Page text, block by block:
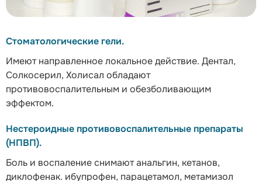
Стоматологические гели.
Имеют направленное локальное действие. Дентал,
Солкосерил, Холисал обладают
противовоспалительным и обезболивающим
эффектом.
Нестероидные противовоспалительные препараты
(НПВП).
Боль и воспаление снимают анальгин, кетанов,
диклофенак. ибупрофен, парацетамол, метамизол